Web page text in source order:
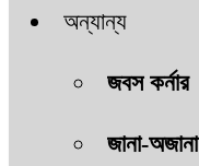
অন্যান্য
জবস কর্নার
জানা-অজানা